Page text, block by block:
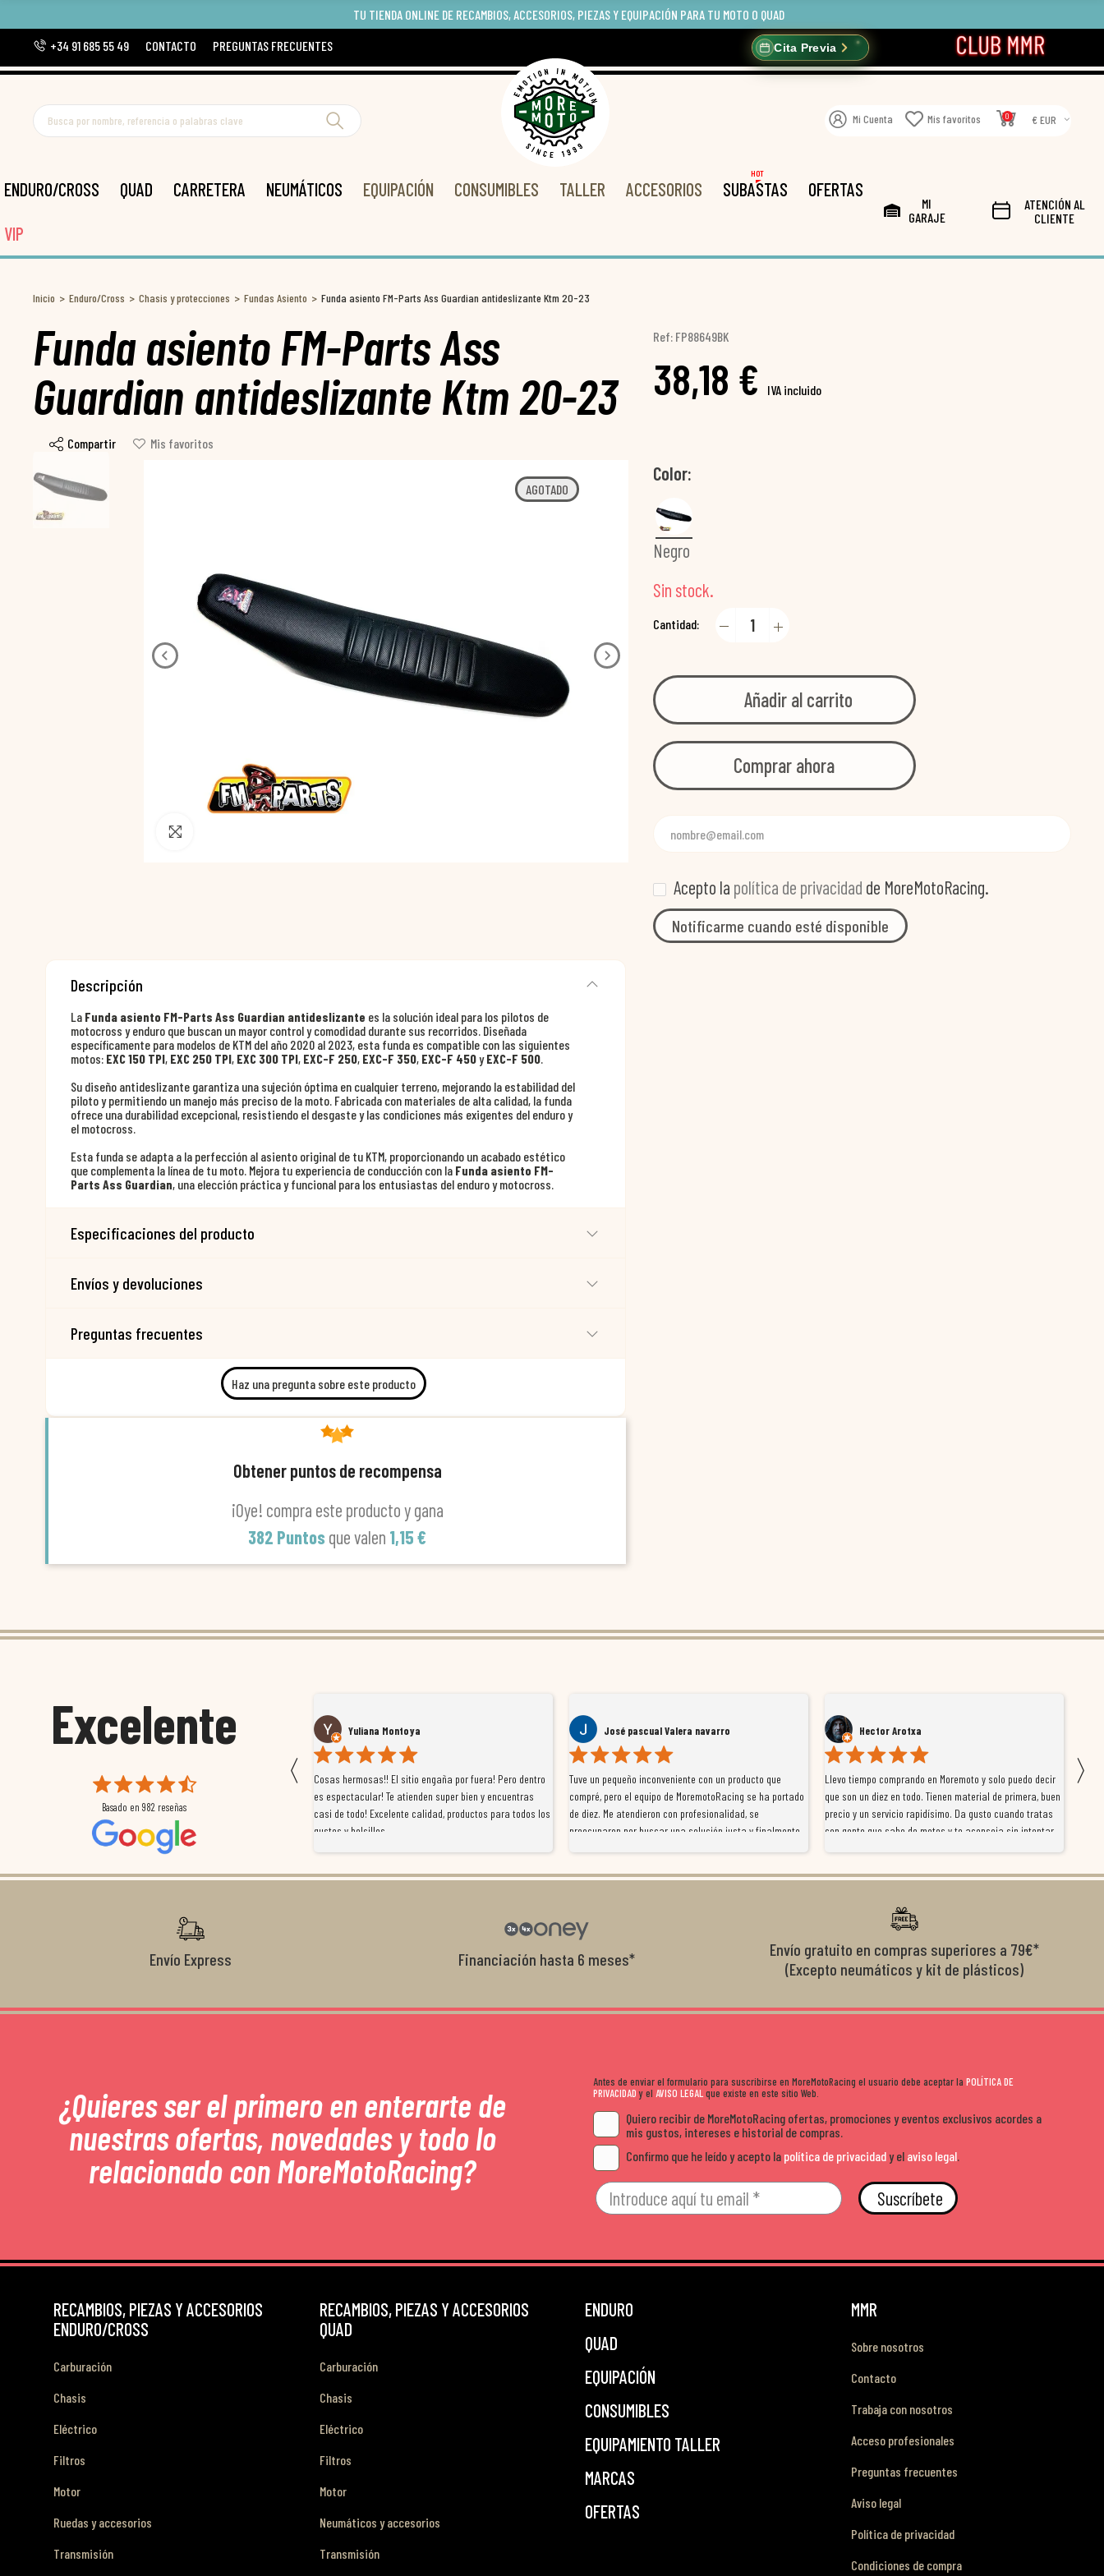
TU TIENDA ONLINE DE RECAMBIOS, ACCESORIOS, PIEZAS Y EQUIPACIÓN PARA TU MOTO O QUAD
+34 91 685 55 49
CONTACTO PREGUNTAS FRECUENTES Cita Previa
Mi Cuenta Mis favoritos 0 € EUR
ENDURO/CROSS QUAD CARRETERA NEUMÁTICOS EQUIPACIÓN CONSUMIBLES TALLER ACCESORIOS SUBASTAS
HOT
OFERTAS
VIP
MI
GARAJE
ATENCIÓN AL
CLIENTE
Inicio Enduro/Cross Chasis y protecciones Fundas Asiento Funda asiento FM-Parts Ass Guardian antideslizante Ktm 20-23
Funda asiento FM-Parts Ass
Guardian antideslizante Ktm 20-23
Compartir Mis favoritos
Ref: FP88649BK
38,18 € IVA incluido
AGOTADO
Color
Negro
Sin stock.
Cantidad:
Añadir al carrito
Comprar ahora
Acepto la política de privacidad de MoreMotoRacing.
Notificarme cuando esté disponible
Descripción
La Funda asiento FM-Parts Ass Guardian antideslizante es la solución ideal para los pilotos de
motocross y enduro que buscan un mayor control y comodidad durante sus recorridos. Diseñada
específicamente para modelos de KTM del año 2020 al 2023, esta funda es compatible con las siguientes
motos: EXC 150 TPI, EXC 250 TPI, EXC 300 TPI, EXC-F 250, EXC-F 350, EXC-F 450yEXC-F 500.
Su diseño antideslizante garantiza una sujeción óptima en cualquier terreno, mejorando la estabilidad del
piloto y permitiendo un manejo más preciso de la moto. Fabricada con materiales de alta calidad, la funda
ofrece una durabilidad excepcional, resistiendo el desgaste y las condiciones más exigentes del enduro y
el motocross.
Esta funda se adapta a la perfección al asiento original de tu KTM, proporcionando un acabado estético
que complementa la línea de tu moto. Mejora tu experiencia de conducción con la Funda asiento FM-
Parts Ass Guardian, una elección práctica y funcional para los entusiastas del enduro y motocross.
Especificaciones del producto
Envíos y devoluciones
Preguntas frecuentes
Haz una pregunta sobre este producto
Obtener puntos de recompensa
¡Oye! compra este producto y gana
382 Puntos que valen 1,15 €
Excelente
Basado en 982 reseñas
〈
Susana García Luis
Magnífica atención al cliente. Tuvimos un pequeño
retraso en el pedido y desde el minuto uno se
preocuparon por ayudarnos en todo. Gracias a Sergio,
magnífico gestor... atento, amable, un servicio de 10.
Gracias de nuevo por todo!
Yuliana Montoya
Cosas hermosas!! El sitio engaña por fuera! Pero dentro
es espectacular! Te atienden super bien y encuentras
casi de todo! Excelente calidad, productos para todos los
gustos y bolsillos
José pascual Valera navarro
Tuve un pequeño inconveniente con un producto que
compré, pero el equipo de MoremotoRacing se ha portado
de diez. Me atendieron con profesionalidad, se
preocuparon por buscar una solución justa y finalmente
con el cliente, y me ofrecieron unas condiciones de
Hector Arotxa
Llevo tiempo comprando en Moremoto y solo puedo decir
que son un diez en todo. Tienen material de primera, buen
precio y un servicio rapidísimo. Da gusto cuando tratas
con gente que sabe de motos y te aconseja sin intentar
el cliente y que disfrutan lo que hacen. Si te gusta la
sitio. Calidad, rapidez y buen rollo. ??️
años
〉
Envío Express Financiación hasta 6 meses*
Envío gratuito en compras superiores a 79€*
(Excepto neumáticos y kit de plásticos)
¿Quieres ser el primero en enterarte de
nuestras ofertas, novedades y todo lo
relacionado con MoreMotoRacing?
Antes de enviar el formulario para suscribirse en MoreMotoRacing el usuario debe aceptar la POLÍTICA DE
PRIVACIDADy el AVISO LEGALque existe en este sitio Web.
Quiero recibir de MoreMotoRacing ofertas, promociones y eventos exclusivos acordes a
mis gustos, intereses e historial de compras.
Confirmo que he leído y acepto la política de privacidady el aviso legal.
Suscríbete
RECAMBIOS, PIEZAS Y ACCESORIOS
ENDURO/CROSS
Carburación
Chasis
Eléctrico
Filtros
Motor
Ruedas y accesorios
Transmisión
RECAMBIOS, PIEZAS Y ACCESORIOS
QUAD
Carburación
Chasis
Eléctrico
Filtros
Motor
Neumáticos y accesorios
Transmisión
ENDURO
QUAD
EQUIPACIÓN
CONSUMIBLES
EQUIPAMIENTO TALLER
MARCAS
OFERTAS
MMR
Sobre nosotros
Contacto
Trabaja con nosotros
Acceso profesionales
Preguntas frecuentes
Aviso legal
Política de privacidad
Condiciones de compra